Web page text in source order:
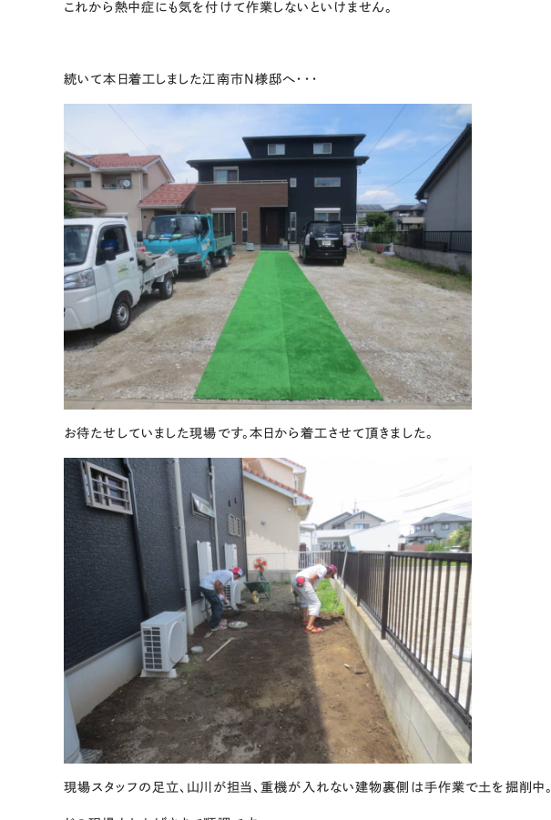
これから熱中症にも気を付けて作業しないといけません。
続いて本日着工しました江南市N様邸へ・・・
お待たせしていました現場です。本日から着工させて頂きました。
現場スタッフの足立、山川が担当、重機が入れない建物裏側は手作業で土を掘削中。